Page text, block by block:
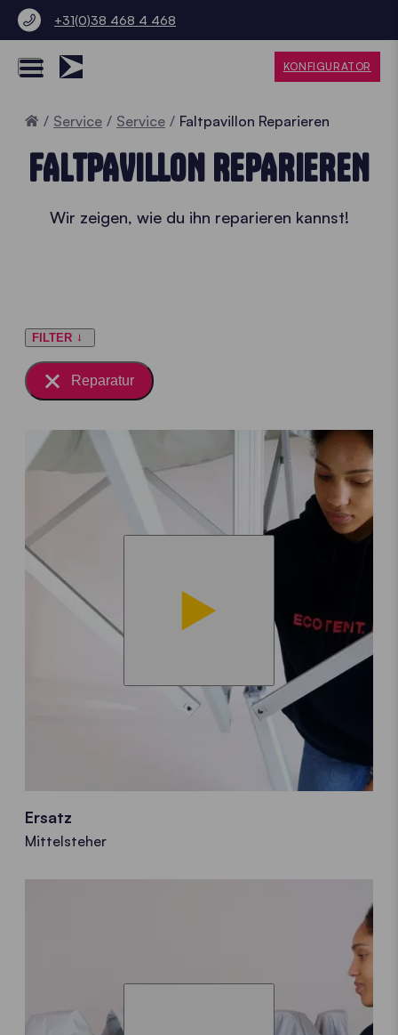
+31(0)38 468 4 468
KONFIGURATOR
Home
Service Service Faltpavillon Reparieren
FALTPAVILLON REPARIEREN
Wir zeigen, wie du ihn reparieren kannst!
FILTER
Reparatur
Ersatz
Mittelsteher